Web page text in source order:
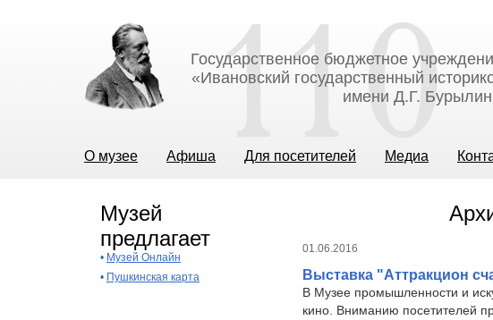
Государственное бюджетное
«Ивановский государственный
имени Д.Г.
О музее Афиша Для посетителей Медиа
Музей
предлагает
• Музей Онлайн
• Пушкинская карта
01.06.2016
Выставка "Аттракцион
В Музее промышленности и
кино. Вниманию посетителей